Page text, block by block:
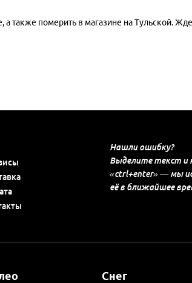
а также померить в магазине на Тульской.
Нашли ошибку?
Выделите текст
«ctrl+enter» — мы
её в ближайшее
Снег